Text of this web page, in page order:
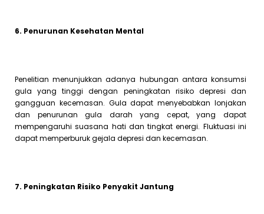
6. Penurunan Kesehatan Mental
Penelitian menunjukkan adanya hubungan antara konsumsi
gula yang tinggi dengan peningkatan risiko depresi dan
gangguan kecemasan. Gula dapat menyebabkan lonjakan
dan penurunan gula darah yang cepat, yang dapat
mempengaruhi suasana hati dan tingkat energi. Fluktuasi ini
dapat memperburuk gejala depresi dan kecemasan.
7. Peningkatan Risiko Penyakit Jantung